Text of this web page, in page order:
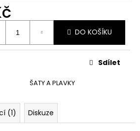
DO KOŠÍKU
ŠATY A PLAVKY
Sdílet
(1) Diskuze